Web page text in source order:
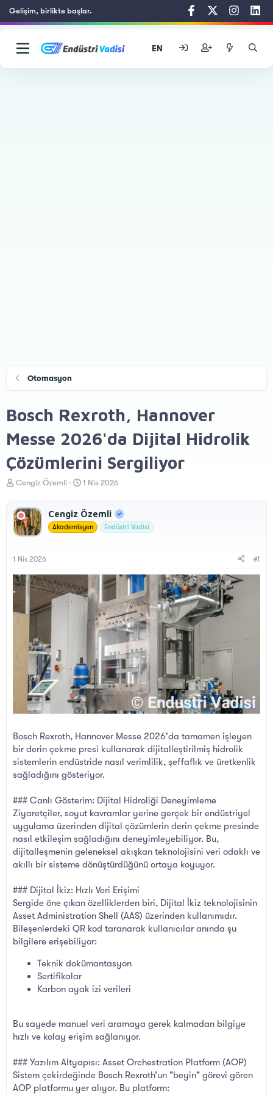
Gelişim, birlikte başlar.
EN
Otomasyon
Bosch Rexroth, Hannover
Messe 2026'da Dijital Hidrolik
Çözümlerini Sergiliyor
K
u
y
u
a
l
a
a
Cengiz Özemli
B
l
a
a
1 Nis 2026
Cengiz Özemli
Akademisyen Endüstri Vadisi
1 Nis 2026 #1
Bosch Rexroth, Hannover Messe 2026'da tamamen işleyen
bir derin çekme presi kullanarak dijitalleştirilmiş hidrolik
sistemlerin endüstride nasıl verimlilik, şeffaflık ve üretkenlik
sağladığını gösteriyor.
### Canlı Gösterim: Dijital Hidroliği Deneyimleme
Ziyaretçiler, soyut kavramlar yerine gerçek bir endüstriyel
uygulama üzerinden dijital çözümlerin derin çekme presinde
nasıl etkileşim sağladığını deneyimleyebiliyor. Bu,
dijitalleşmenin geleneksel akışkan teknolojisini veri odaklı ve
akıllı bir sisteme dönüştürdüğünü ortaya koyuyor.
### Dijital İkiz: Hızlı Veri Erişimi
Sergide öne çıkan özelliklerden biri, Dijital İkiz teknolojisinin
Asset Administration Shell (AAS) üzerinden kullanımıdır.
Bileşenlerdeki QR kod taranarak kullanıcılar anında şu
bilgilere erişebiliyor:
Teknik dokümantasyon
Sertifikalar
Karbon ayak izi verileri
Bu sayede manuel veri aramaya gerek kalmadan bilgiye
hızlı ve kolay erişim sağlanıyor.
### Yazılım Altyapısı: Asset Orchestration Platform (AOP)
Sistem çekirdeğinde Bosch Rexroth’un "beyin" görevi gören
AOP platformu yer alıyor. Bu platform: